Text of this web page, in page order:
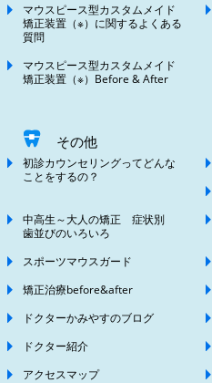
マウスピース型カスタムメイド
矯正装置（※）に関するよくある
質問
マウスピース型カスタムメイド
矯正装置（※）Before & After
その他
初診カウンセリングってどんな
ことをするの？
中高生～大人の矯正 症状別
歯並びのいろいろ
スポーツマウスガード
矯正治療before&after
ドクターかみやすのブログ
ドクター紹介
アクセスマップ